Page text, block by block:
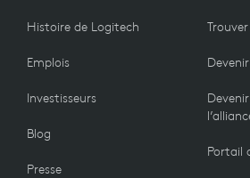
Histoire de Logitech
Emplois
Investisseurs
Blog
Presse
Portail